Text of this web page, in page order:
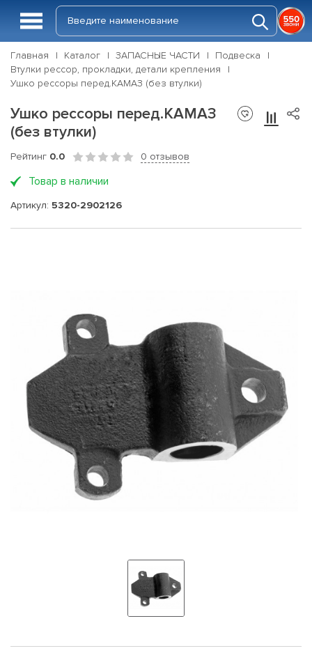
Главная Каталог ЗАПАСНЫЕ ЧАСТИ
Подвеска
Втулки рессор, прокладки, детали крепления
Ушко рессоры перед.КАМАЗ (без втулки)
Ушко рессоры перед.КАМАЗ
(без втулки)
Рейтинг 0.0 0 отзывов
Товар в наличии
Артикул: 5320-2902126